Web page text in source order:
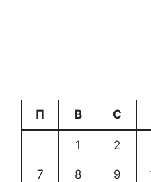
П В С
1 2
7 8 9